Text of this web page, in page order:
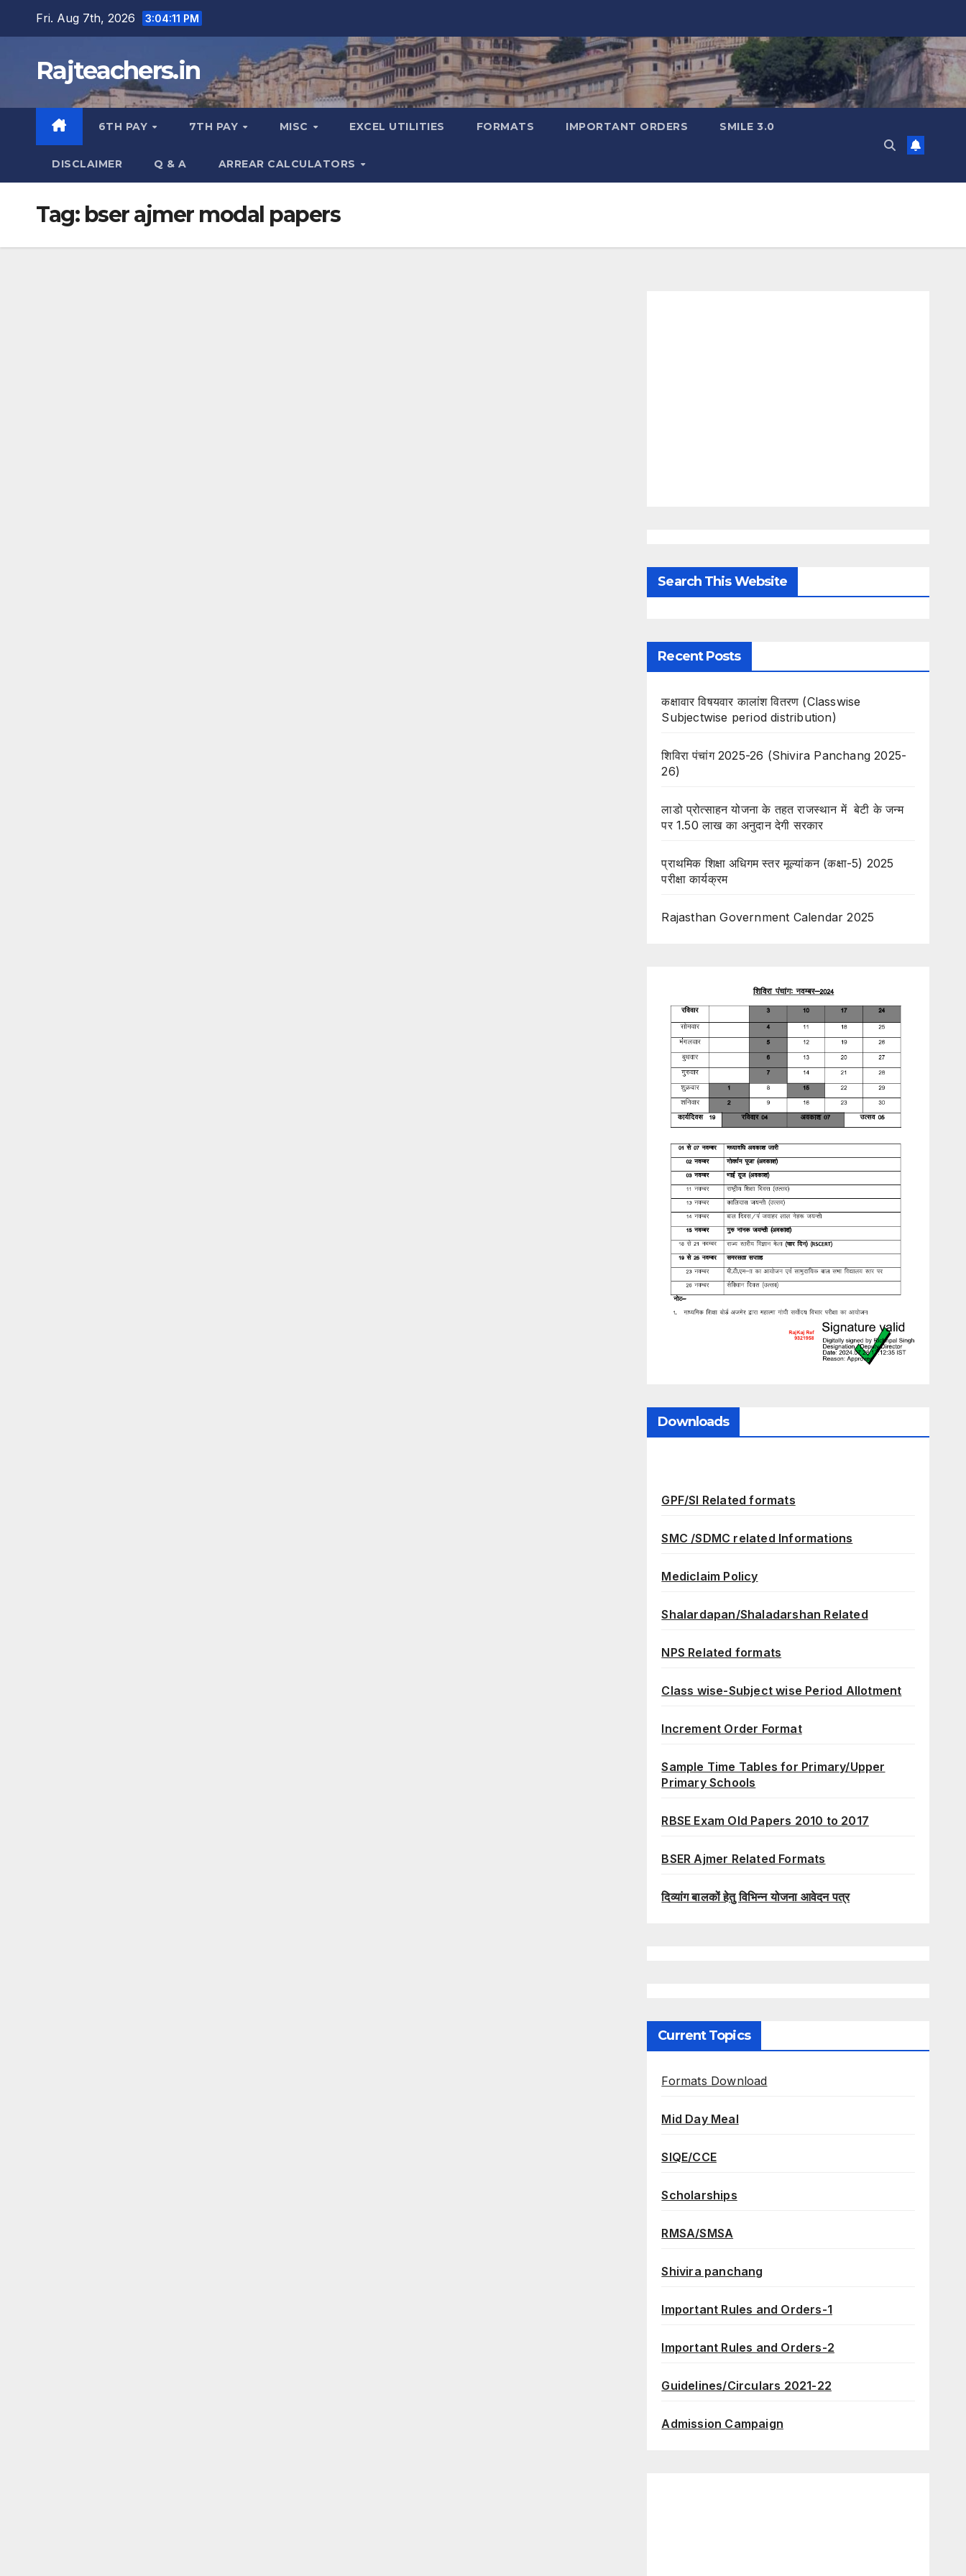
Fri. Aug 7th, 2026 3:04:12 PM
Rajteachers.in
6TH PAY 7TH PAY MISC EXCEL UTILITIES FORMATS IMPORTANT ORDERS SMILE 3.0
DISCLAIMER Q & A ARREAR CALCULATORS
Tag: bser ajmer modal papers
Search This Website
Recent Posts
कक्षावार विषयवार कालांश वितरण (Classwise
Subjectwise period distribution)
शिविरा पंचांग 2025-26 (Shivira Panchang 2025-
26)
लाडो प्रोत्साहन योजना के तहत राजस्थान में बेटी के जन्म
पर 1.50 लाख का अनुदान देगी सरकार
प्राथमिक शिक्षा अधिगम स्तर मूल्यांकन (कक्षा-5) 2025
परीक्षा कार्यक्रम
Rajasthan Government Calendar 2025
Downloads
GPF/SI Related formats
SMC /SDMC related Informations
Mediclaim Policy
Shalardapan/Shaladarshan Related
NPS Related formats
Class wise-Subject wise Period Allotment
Increment Order Format
Sample Time Tables for Primary/Upper
Primary Schools
RBSE Exam Old Papers 2010 to 2017
BSER Ajmer Related Formats
दिव्यांग बालकों हेतु विभिन्न योजना आवेदन पत्र
Current Topics
Formats Download
Mid Day Meal
SIQE/CCE
Scholarships
RMSA/SMSA
Shivira panchang
Important Rules and Orders-1
Important Rules and Orders-2
Guidelines/Circulars 2021-22
Admission Campaign